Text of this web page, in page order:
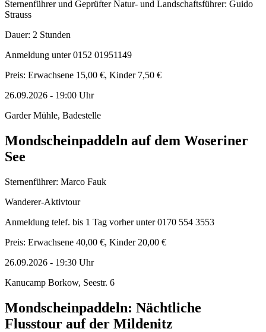
Sternenführer und Geprüfter Natur- und Landschaftsführer: Guido
Strauss
Dauer: 2 Stunden
Anmeldung unter 0152 01951149
Preis: Erwachsene 15,00 €, Kinder 7,50 €
26.09.2026 - 19:00 Uhr
Garder Mühle, Badestelle
Mondscheinpaddeln auf dem Woseriner
See
Sternenführer: Marco Fauk
Wanderer-Aktivtour
Anmeldung telef. bis 1 Tag vorher unter 0170 554 3553
Preis: Erwachsene 40,00 €, Kinder 20,00 €
26.09.2026 - 19:30 Uhr
Kanucamp Borkow, Seestr. 6
Mondscheinpaddeln: Nächtliche
Flusstour auf der Mildenitz